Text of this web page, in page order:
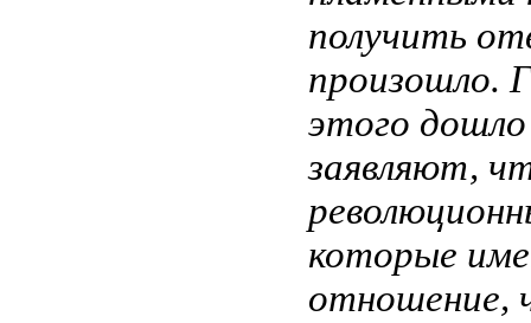
получить
произошло.
этого
заявляют,
которые
отношение,